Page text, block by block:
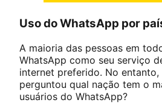
Uso do WhatsApp por
A maioria das pessoas em
WhatsApp como seu serviço
internet preferido. No entanto,
perguntou qual nação tem o
usuários do WhatsApp?